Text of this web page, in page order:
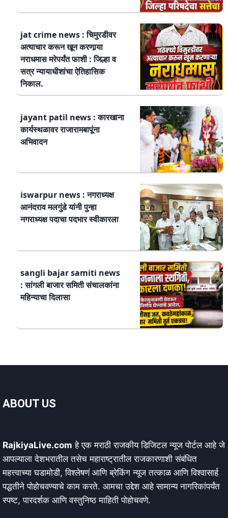
jat crime news : चिमुरडीवर
अत्याचार करून खून करणार्‍या
नराधमास मरेपर्यंत फाशी : जिल्हा व
सत्र न्यायाधीशांचा ऐतिहासिक
निकाल.
jayant patil news : कारखाना
कार्यस्थळावर राजारामबापूंना
अभिवादन
iswarpur news : नगराध्यक्ष
आनंदराव मलगुंडे यांनी पुन्हा
नगराध्यक्ष पदाचा पदभार स्वीकारला
sangli bajar samiti news
: सांगली बाजार समिती संचालकांना
महिन्याचा दिलासा
ABOUT US
RajkiyaLive.com हे एक मराठी राजकीय डिजिटल न्यूज पोर्टल आहे जे
आपल्याला देशभरातील तसेच महाराष्ट्रातील राजकारणाशी संबंधित
महत्त्वाच्या घडामोडी, विश्लेषणं आणि ब्रेकिंग न्यूज तत्काळ आणि विश्वासार्ह
पद्धतीने पोहोचवण्याचे काम करते. आमचा उद्देश आहे सामान्य नागरिकांपर्यंत
स्पष्ट, पारदर्शक आणि वस्तुनिष्ठ माहिती पोहोचवणे.